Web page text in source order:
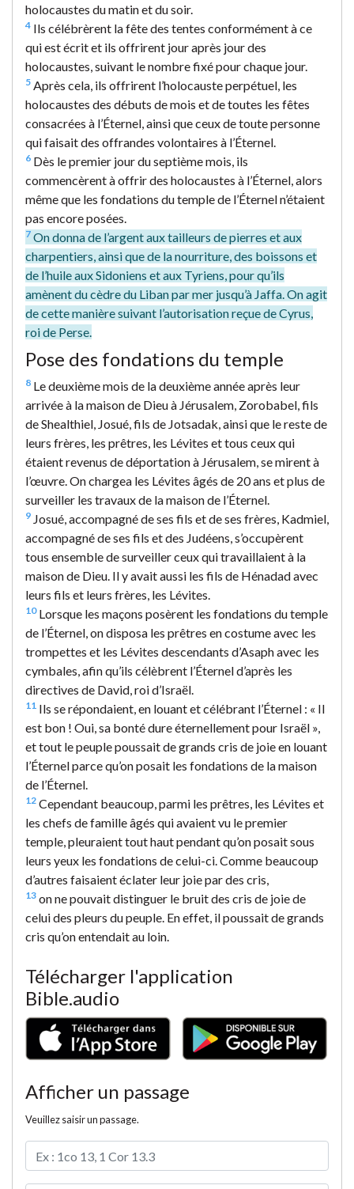
holocaustes du matin et du soir.
4 Ils célébrèrent la fête des tentes conformément à ce
qui est écrit et ils offrirent jour après jour des
holocaustes, suivant le nombre fixé pour chaque jour.
5 Après cela, ils offrirent l’holocauste perpétuel, les
holocaustes des débuts de mois et de toutes les fêtes
consacrées à l’Éternel, ainsi que ceux de toute personne
qui faisait des offrandes volontaires à l’Éternel.
6 Dès le premier jour du septième mois, ils
commencèrent à offrir des holocaustes à l’Éternel, alors
même que les fondations du temple de l’Éternel n’étaient
pas encore posées.
7 On donna de l’argent aux tailleurs de pierres et aux
charpentiers, ainsi que de la nourriture, des boissons et
de l’huile aux Sidoniens et aux Tyriens, pour qu’ils
amènent du cèdre du Liban par mer jusqu’à Jaffa. On agit
de cette manière suivant l’autorisation reçue de Cyrus,
roi de Perse.
Pose des fondations du temple
8 Le deuxième mois de la deuxième année après leur
arrivée à la maison de Dieu à Jérusalem, Zorobabel, fils
de Shealthiel, Josué, fils de Jotsadak, ainsi que le reste de
leurs frères, les prêtres, les Lévites et tous ceux qui
étaient revenus de déportation à Jérusalem, se mirent à
l’œuvre. On chargea les Lévites âgés de 20 ans et plus de
surveiller les travaux de la maison de l’Éternel.
9 Josué, accompagné de ses fils et de ses frères, Kadmiel,
accompagné de ses fils et des Judéens, s’occupèrent
tous ensemble de surveiller ceux qui travaillaient à la
maison de Dieu. Il y avait aussi les fils de Hénadad avec
leurs fils et leurs frères, les Lévites.
10Lorsque les maçons posèrent les fondations du temple
de l’Éternel, on disposa les prêtres en costume avec les
trompettes et les Lévites descendants d’Asaph avec les
cymbales, afin qu’ils célèbrent l’Éternel d’après les
directives de David, roi d’Israël.
11 Ils se répondaient, en louant et célébrant l’Éternel : « Il
est bon ! Oui, sa bonté dure éternellement pour Israël »,
et tout le peuple poussait de grands cris de joie en louant
l’Éternel parce qu’on posait les fondations de la maison
de l’Éternel.
12 Cependant beaucoup, parmi les prêtres, les Lévites et
les chefs de famille âgés qui avaient vu le premier
temple, pleuraient tout haut pendant qu’on posait sous
leurs yeux les fondations de celui-ci. Comme beaucoup
d’autres faisaient éclater leur joie par des cris,
13 on ne pouvait distinguer le bruit des cris de joie de
celui des pleurs du peuple. En effet, il poussait de grands
cris qu’on entendait au loin.
Télécharger l'application
Bible.audio
Afficher un passage
Veuillez saisir un passage.